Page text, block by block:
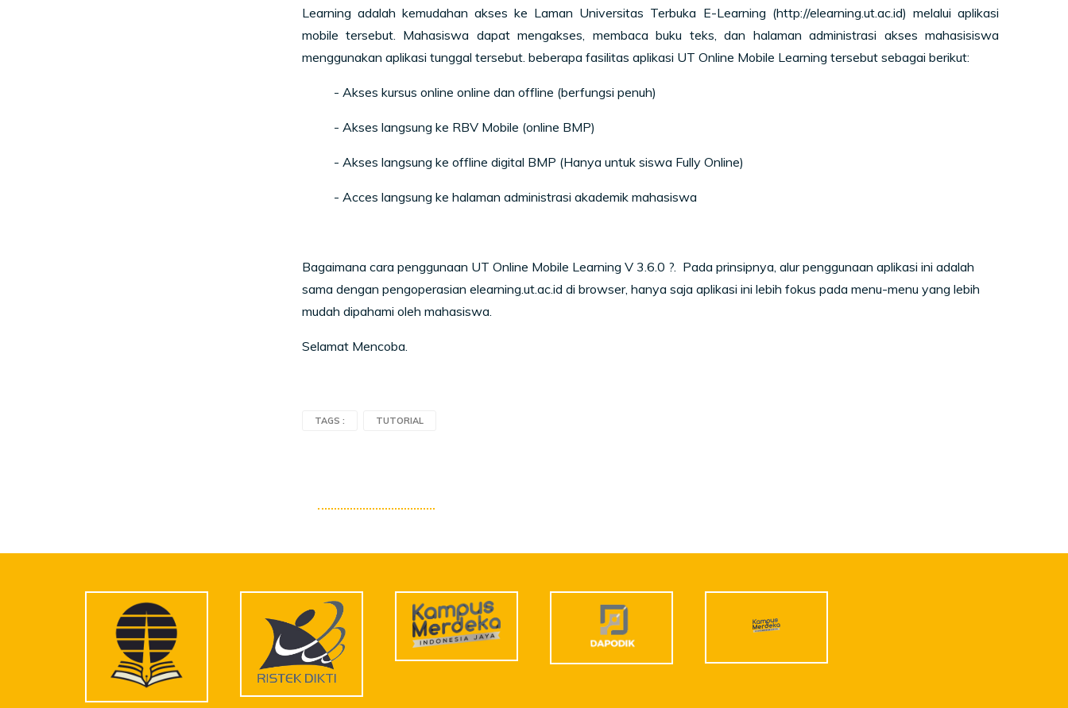
Learning adalah kemudahan akses ke Laman Universitas Terbuka E-Learning (http://elearning.ut.ac.id) melalui aplikasi
mobile tersebut. Mahasiswa dapat mengakses, membaca buku teks, dan halaman administrasi akses mahasisiswa
menggunakan aplikasi tunggal tersebut. beberapa fasilitas aplikasi UT Online Mobile Learning tersebut sebagai berikut:
- Akses kursus online online dan offline (berfungsi penuh)
- Akses langsung ke RBV Mobile (online BMP)
- Akses langsung ke offline digital BMP (Hanya untuk siswa Fully Online)
- Acces langsung ke halaman administrasi akademik mahasiswa
Bagaimana cara penggunaan UT Online Mobile Learning V 3.6.0 ?. Pada prinsipnya, alur penggunaan aplikasi ini adalah
sama dengan pengoperasian elearning.ut.ac.id di browser, hanya saja aplikasi ini lebih fokus pada menu-menu yang lebih
mudah dipahami oleh mahasiswa.
Selamat Mencoba.
TAGS : TUTORIAL